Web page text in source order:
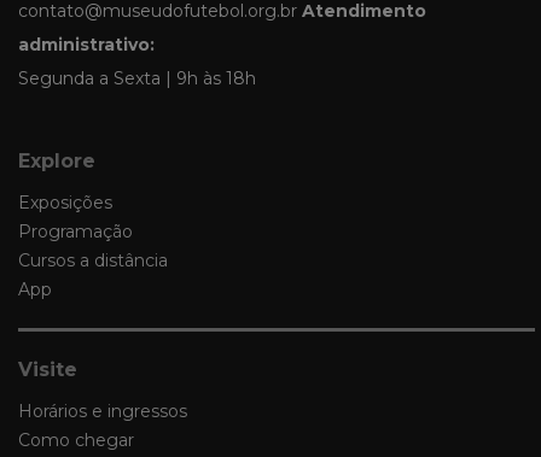
contato@museudofutebol.org.br Atendimento
administrativo:
Segunda a Sexta | 9h às 18h
Explore
Exposições
Programação
Cursos a distância
App
Visite
Horários e ingressos
Como chegar